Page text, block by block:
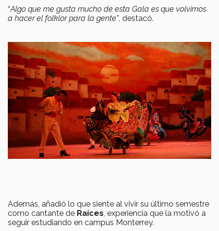
“Algo que me gusta mucho de esta Gala es que volvimos
a hacer el folklor para la gente" , destacó.
Además, añadió lo que siente al vivir su último semestre
como cantante de Raíces , experiencia que la motivó a
seguir estudiando en campus Monterrey.